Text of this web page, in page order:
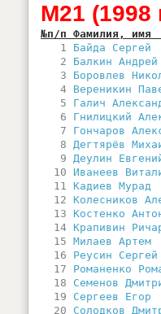
М21 (1998
№п/п Фамилия,
   1
   2
   3
   4
   5
Галич
   6
   7
   8
   9
  10
  11
  12
  13
  14
  15
  16
  17
  18
  19
  20